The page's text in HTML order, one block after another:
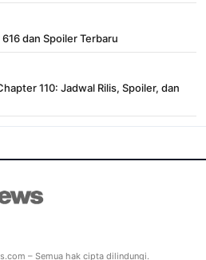
dan Spoiler Terbaru
110: Jadwal Rilis, Spoiler, dan
– Semua hak cipta dilindungi.